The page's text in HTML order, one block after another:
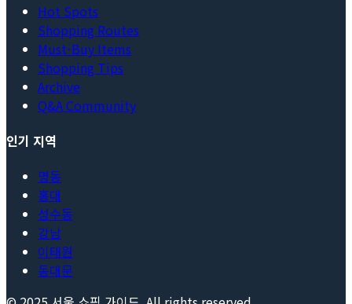
Hot Spots
Shopping Routes
Must-Buy Items
Shopping Tips
Archive
Q&A Community
인기 지역
명동
홍대
성수동
강남
이태원
동대문